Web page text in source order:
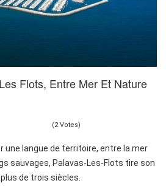
Flots, Entre Mer Et Nature
(2 Votes)
une langue de territoire, entre la mer
sauvages, Palavas-Les-Flots tire son
de trois siècles.